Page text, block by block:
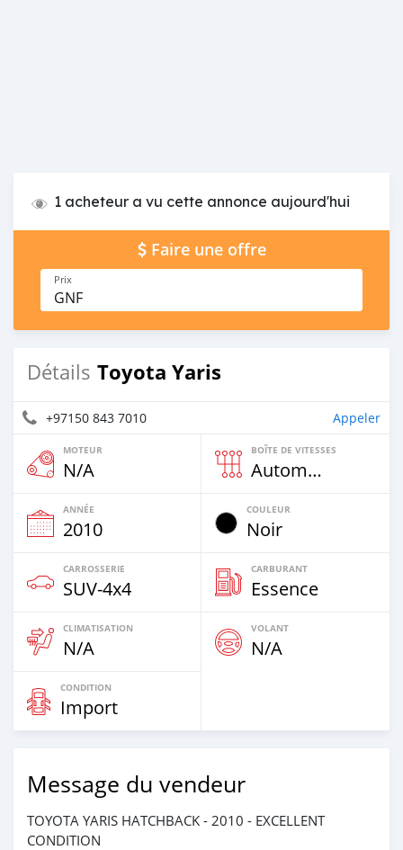
1 acheteur a vu cette annonce aujourd'hui
Faire une offre
Prix
GNF
Détails Toyota Yaris
+97150 843 7010 Appeler
MOTEUR
N/A
BOÎTE DE VITESSES
Automatique
ANNÉE
2010
COULEUR
Noir
CARROSSERIE
SUV‒4x4
CARBURANT
Essence
CLIMATISATION
N/A
VOLANT
N/A
CONDITION
Import
Message du vendeur
TOYOTA YARIS HATCHBACK - 2010 - EXCELLENT
CONDITION